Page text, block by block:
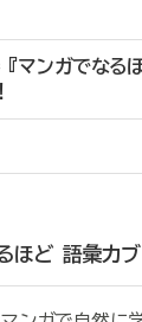
マンガでなる
ほど 語彙力